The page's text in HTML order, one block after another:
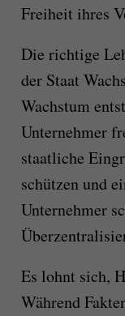
Freiheit ihres
Die richtige
der Staat
Wachstum
Unternehmer
staatliche
schützen und
Unternehmer
Es lohnt sich,
Während